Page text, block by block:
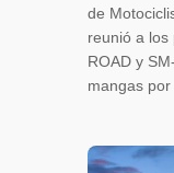
de
reunió a los
ROAD y
mangas